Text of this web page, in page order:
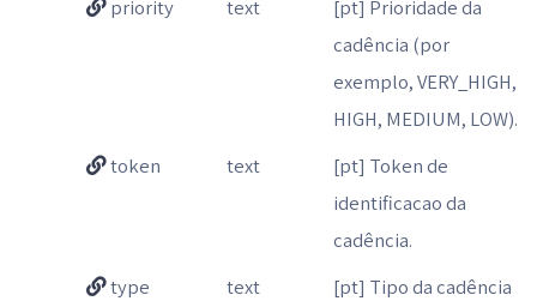
priority text
[pt] Prioridade da
cadência (por
exemplo, VERY_HIGH,
HIGH, MEDIUM, LOW).
token
text
[pt] Token de
identificacao da
cadência.
type
text
[pt] Tipo da cadência